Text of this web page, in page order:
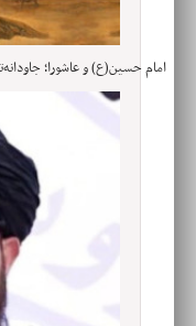
امام حسین(ع) و عاشورا؛